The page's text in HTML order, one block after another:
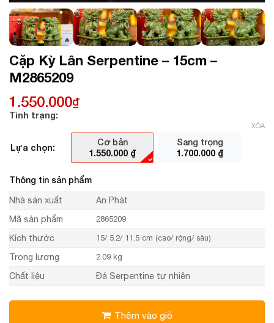
Cặp Kỳ Lân Serpentine – 15cm –
M2865209
1.550.000₫
Tình trạng:
Lựa chọn:
Cơ bản
1.550.000 ₫
Sang trọng
1.700.000 ₫
XÓA
Thông tin sản phẩm
Nhà sản xuất
An Phát
Mã sản phẩm
2865209
Kích thước 15/ 5.2/ 11.5 cm (cao/ rộng/ sâu)
Trọng lượng 2.09 kg
Chất liệu Đá Serpentine tự nhiên
Thêm vào giỏ